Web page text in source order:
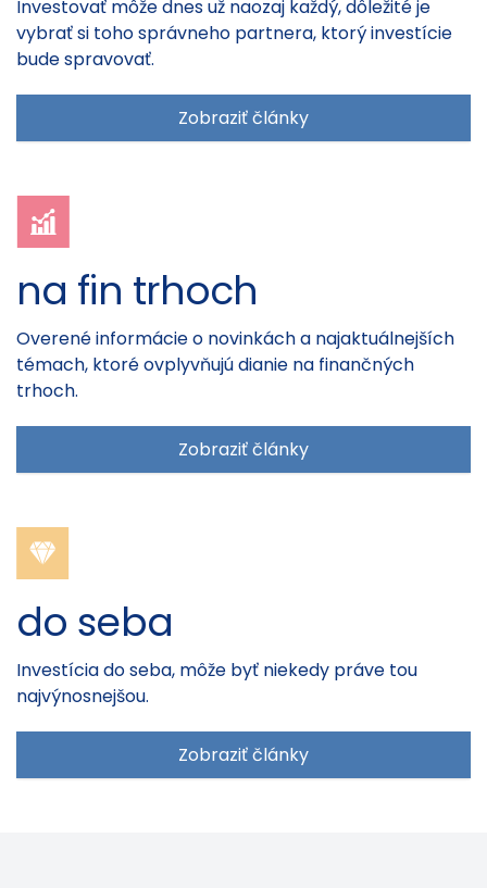
Investovať môže dnes už naozaj každý, dôležité je
vybrať si toho správneho partnera, ktorý investície
bude spravovať.
Zobraziť články
na fin trhoch
Overené informácie o novinkách a najaktuálnejších
témach, ktoré ovplyvňujú dianie na finančných
trhoch.
Zobraziť články
do seba
Investícia do seba, môže byť niekedy práve tou
najvýnosnejšou.
Zobraziť články